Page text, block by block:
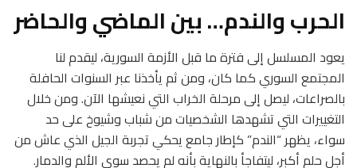
الحرب والندم… بين الماضي والحاضر
يعود المسلسل إلى فترة ما قبل الأزمة السورية، ليقدم لنا
المجتمع السوري كما كان، ومن ثم يأخذنا عبر السنوات الحافلة
بالصراعات، ليصل إلى مرحلة الخراب التي نعيشها الآن. ومن خلال
التغييرات التي تشهدها الشخصيات من شباب وشيوخ على حد
سواء، يظهر “الندم” كإطار جامع يحكي تجربة الجيل الذي عاش من
أجل حلم أكبر، ليتفاجأ بالنهاية بأنه لم يحصد سوى الألم والدمار.